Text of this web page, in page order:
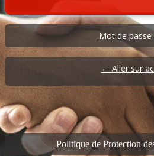
Mot de passe
← Aller sur
Politique de Protection